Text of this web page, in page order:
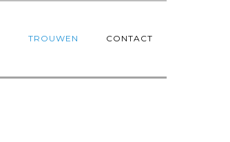
TROUWEN CONTACT